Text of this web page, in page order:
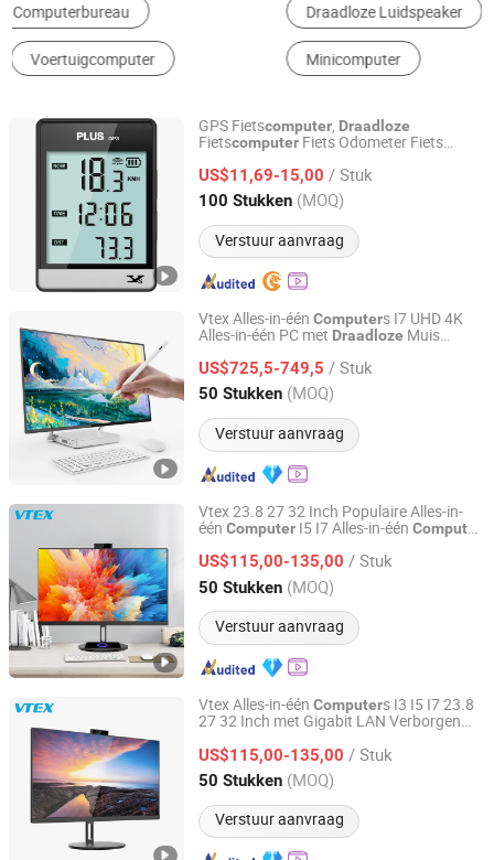
Draadloze Luidspeaker Router Laptop
Minicomputer
GPS Fietscomputer Draadloze
Fietscomputer Fiets Odometer Fiets
Fietscomputermet Groot Scherm, Bied
Professionele
US$11,69-15,00 / Stuk
100 Stukken (MOQ)
Verstuur aanvraag
Yiwu Maijierui Electronic Technology Co., Ltd.
Zhejiang, China Sinds 2026
Vtex Alles-in-één Computers I7 UHD 4K
Alles-in-één PC met Draadloze Muis
Alles-in-éénComputer27 Inch
US$725,5-749,5 / Stuk
50 Stukken (MOQ)
Verstuur aanvraag
Shenzhen Vitek Electronics Co., Ltd.
Guangdong, China Sinds 2020
Vtex 23.8 27 32 Inch Populaire Alles-in-
één Computer I5 I7 Alles-in-één Computer
Draadloos Opladen Aio PC
US$115,00-135,00 / Stuk
50 Stukken (MOQ)
Verstuur aanvraag
Shenzhen Vitek Electronics Co., Ltd.
Guangdong, China Sinds 2020
Vtex Alles-in-één Computers I3 I5 I7 23.8
27 32 Inch met Gigabit LAN Verborgen
één PC Desktop
US$115,00-135,00 / Stuk
50 Stukken (MOQ)
Verstuur aanvraag
Shenzhen Vitek Electronics Co., Ltd.
Guangdong, China Sinds 2020